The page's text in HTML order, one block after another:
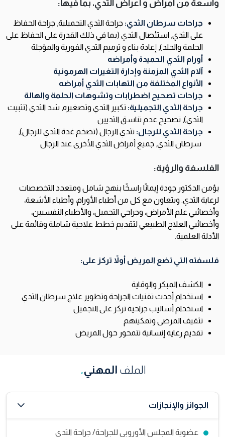
واسعة من أمراض و أعراضالثدي، بما فيها:
جراحاتسرطانالثدي:جراحة الثدي التجميلية, جراحة الحفاظ
على الثدي, استئصال الثدي (بما في ذلك القدرة على الحفاظ على
الحلمة والجلد), إعادة بناءو ترميمالثدي الفورية والمؤجلة
أورامالثدي الحميدةوأمراضه
آلامالثدي المزمنةوإدارة التغيراتالهرمونية
الأنواع المختلفةمن التهاباتالثديأمراضه
جراحاتتصحيحاضطراباتوتشوهاتالحلمةوالهالة
جراحةالثديالتجميلية:تكبير الثدي وتصغيره,شد الثدي (تثبيت
الثدي),تصحيح عدم تناسق الثديين
جراحةالثديللرجال: تثدي الرجال (تضخم غدة الثدي للرجال),
سرطان الثدي,جميع أمراض الثدي الأخرى عند الرجال
الفلسفة والرؤية:
يؤمن الدكتور جودة إيمانًا راسخًا بنهج شامل ومتعدد التخصصات
لرعاية الثدي. ويتعاون مع كل من أطباء الأورام، وأطباء الأشعة،
وأخصائيي علم الأمراض، وجراحي التجميل، والأطباء النفسيين،
وأخصائيي العلاج الطبيعي لتقديم خطط علاجية شاملة وقائمة على
الأدلة العلمية.
فلسفته التي تضع المريض أولاً تركز على:
الكشف المبكر والوقاية
استخدام أحدث تقنيات الجراحة وتطوير علاج سرطان الثدي
استخدام أساليب جراحية تركز على التجميل
تثقيف المرضى وتمكينهم
تقديم رعاية إنسانية تتمحور حول المريض
الملفالمهني.
الجوائز والإنجازات
عضوية المجلس الأوروبي للجراحة/ جراحة الثدي